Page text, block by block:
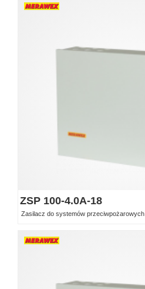
ZSP 100-4.0A-18
Zasilacz do systemów przeciwpożarowych